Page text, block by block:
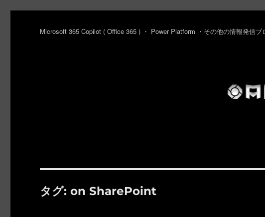
Microsoft 365 Copilot ( Office 365 ) ・ Power Platform ・その他の情報発信ブ
タグ:on SharePoint